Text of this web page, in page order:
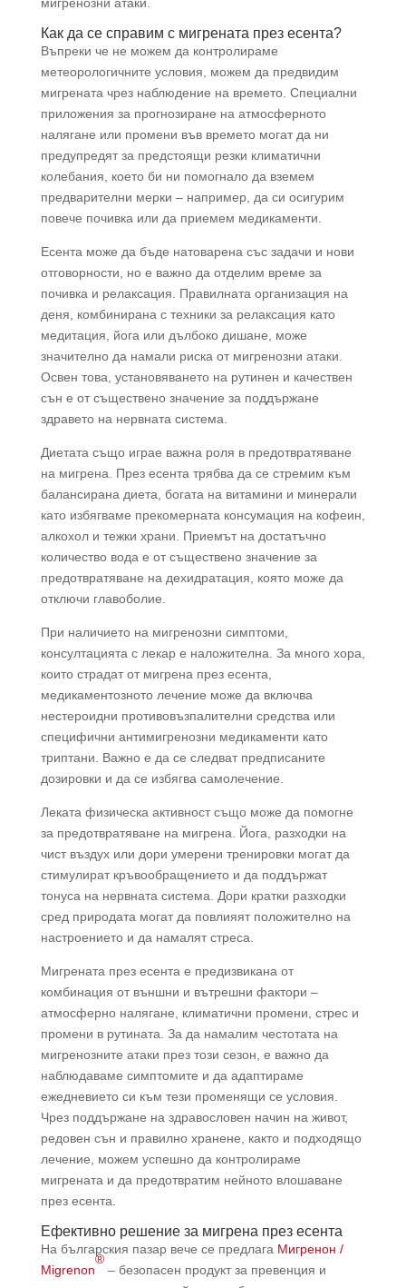
Как да се справим с мигрената през есента?
Въпреки че не можем да контролираме
метеорологичните условия, можем да предвидим
мигрената чрез наблюдение на времето. Специални
приложения за прогнозиране на атмосферното
налягане или промени във времето могат да ни
предупредят за предстоящи резки климатични
колебания, което би ни помогнало да вземем
предварителни мерки – например, да си осигурим
повече почивка или да приемем медикаменти.
Есента може да бъде натоварена със задачи и нови
отговорности, но е важно да отделим време за
почивка и релаксация. Правилната организация на
деня, комбинирана с техники за релаксация като
медитация, йога или дълбоко дишане, може
значително да намали риска от мигренозни атаки.
Освен това, установяването на рутинен и качествен
сън е от съществено значение за поддържане
здравето на нервната система.
Диетата също играе важна роля в предотвратяване
на мигрена. През есента трябва да се стремим към
балансирана диета, богата на витамини и минерали
като избягваме прекомерната консумация на кофеин,
алкохол и тежки храни. Приемът на достатъчно
количество вода е от съществено значение за
предотвратяване на дехидратация, която може да
отключи главоболие.
При наличието на мигренозни симптоми,
консултацията с лекар е наложителна. За много хора,
които страдат от мигрена през есента,
медикаментозното лечение може да включва
нестероидни противовъзпалителни средства или
специфични антимигренозни медикаменти като
триптани. Важно е да се следват предписаните
дозировки и да се избягва самолечение.
Леката физическа активност също може да помогне
за предотвратяване на мигрена. Йога, разходки на
чист въздух или дори умерени тренировки могат да
стимулират кръвообращението и да поддържат
тонуса на нервната система. Дори кратки разходки
сред природата могат да повлияят положително на
настроението и да намалят стреса.
Мигрената през есента е предизвикана от
комбинация от външни и вътрешни фактори –
атмосферно налягане, климатични промени, стрес и
промени в рутината. За да намалим честотата на
мигренозните атаки през този сезон, е важно да
наблюдаваме симптомите и да адаптираме
ежедневието си към тези променящи се условия.
Чрез поддържане на здравословен начин на живот,
редовен сън и правилно хранене, както и подходящо
лечение, можем успешно да контролираме
мигрената и да предотвратим нейното влошаване
през есента.
Ефективно решение за мигрена през есента
На българския пазар вече се предлага Мигренон /
Migrenon
®
– безопасен продукт за превенция и